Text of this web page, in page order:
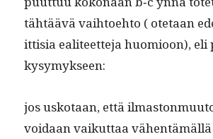
tähtäävä vai­h­toe­hto ( ote­taan
it­tisia eali­teet­te­ja huomioon), eli
kysymykseen:
jos usko­taan, että
voidaan vaikut­taa